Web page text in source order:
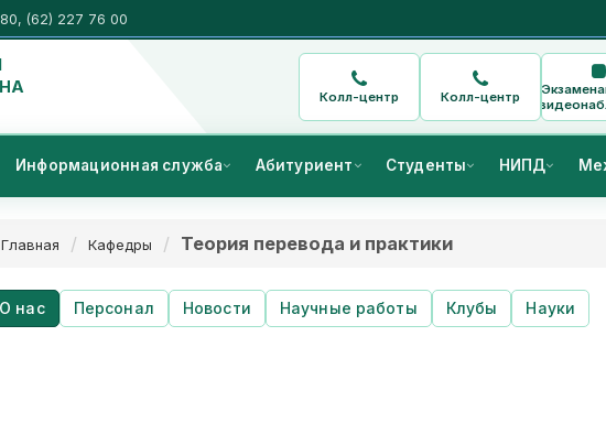
(62) 227 76 00
Колл-центр Колл-центр
Информационная служба Абитуриент Студенты НИПД
Главная Кафедры Теория перевода и практики
О нас Персонал Новости Научные работы Клубы Науки
ТЕОРИИ И